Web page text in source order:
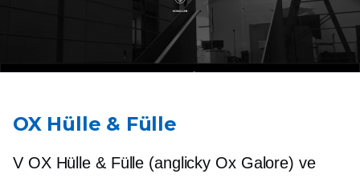
OX Hülle & Fülle
V OX Hülle & Fülle (anglicky Ox Galore) ve